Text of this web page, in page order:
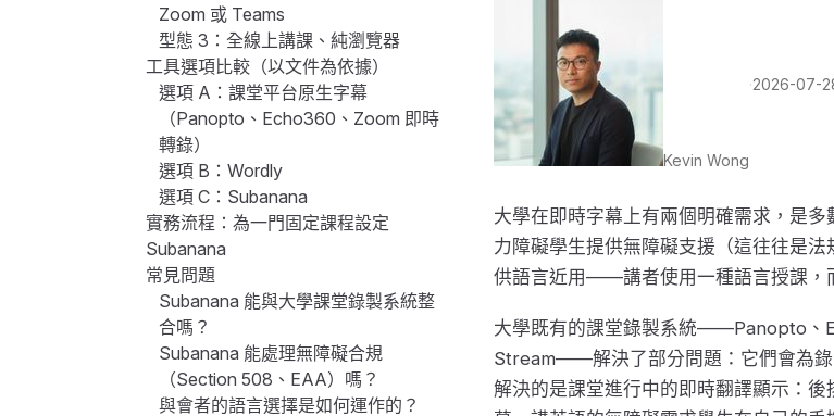
Zoom 或 Teams
型態 3：全線上講課、純瀏覽器
工具選項比較（以文件為依據）
選項 A：課堂平台原生字幕
（Panopto、Echo360、Zoom 即時
轉錄）
選項 B：Wordly
選項 C：Subanana
實務流程：為一門固定課程設定
Subanana
常見問題
Subanana 能與大學課堂錄製系統整
合嗎？
Subanana 能處理無障礙合規
（Section 508、EAA）嗎？
與會者的語言選擇是如何運作的？
Kevin Wong
·2026-07-
大學在即時字幕上有兩個明確需求，是
力障礙學生提供無障礙支援（這往往是
供語言近用——講者使用一種語言授課，
大學既有的課堂錄製系統——Panopto、
Stream——解決了部分問題：它們會為
解決的是課堂進行中的即時翻譯顯示：